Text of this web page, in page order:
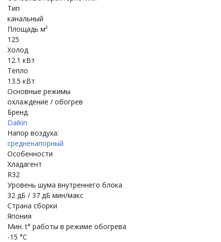
Тип
канальный
Площадь м²
125
Холод
12.1 кВт
Тепло
13.5 кВт
Основные режимы
охлаждение / обогрев
Бренд
Daikin
Напор воздуха:
средненапорный
Особенности
Хладагент
R32
Уровень шума внутреннего блока
32 дБ / 37 дБ мин/макс
Страна сборки
Япония
Мин. t° работы в режиме обогрева
-15 °С